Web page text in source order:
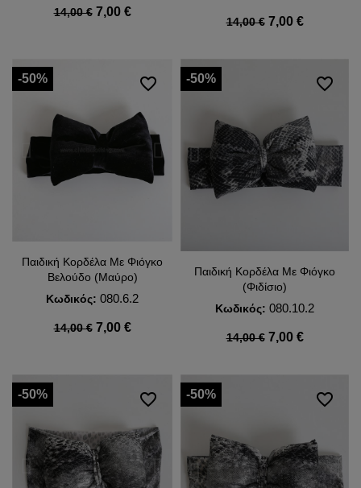
14,00 € 7,00 €
14,00 € 7,00 €
Παιδική Κορδέλα Με Φιόγκο
Βελούδο (Μαύρο)
Κωδικός: 080.6.2
14,00 € 7,00 €
-50% favorite_border
Παιδική Κορδέλα Με Φιόγκο
(Φιδίσιο)
Κωδικός: 080.10.2
14,00 € 7,00 €
-50% favorite_border
-50% favorite_border -50% favorite_border